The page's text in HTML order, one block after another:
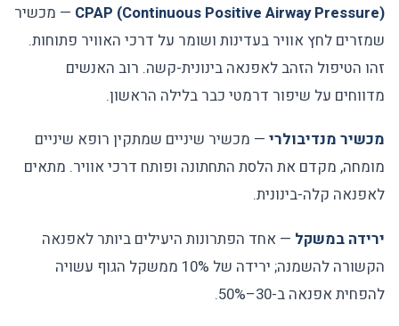
CPAP (Continuous Positive Airway Pressure) — מכשיר
שמזרים לחץ אוויר בעדינות ושומר על דרכי האוויר פתוחות.
זהו הטיפול הזהב לאפנאה בינונית-קשה. רוב האנשים
מדווחים על שיפור דרמטי כבר בלילה הראשון.
מכשיר מנדיבולרי — מכשיר שיניים שמתקין רופא שיניים
מומחה, מקדם את הלסת התחתונה ופותח דרכי אוויר. מתאים
לאפנאה קלה-בינונית.
ירידה במשקל — אחד הפתרונות היעילים ביותר לאפנאה
הקשורה להשמנה; ירידה של 10% ממשקל הגוף עשויה
להפחית אפנאה ב-30–50%.